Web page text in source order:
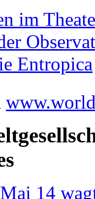
im
Entropica
14